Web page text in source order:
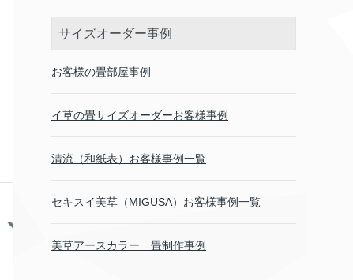
サイズオーダー事例
お客様の畳部屋事例
イ草の畳サイズオーダーお客様事例
清流（和紙表）お客様事例一覧
セキスイ美草（MIGUSA）お客様事例一覧
美草アースカラー 畳制作事例